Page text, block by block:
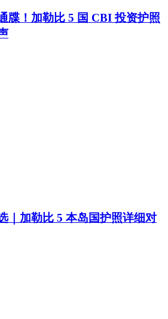
牒！加勒比 5 国 CBI 投资护照
｜加勒比 5 本岛国护照详细对